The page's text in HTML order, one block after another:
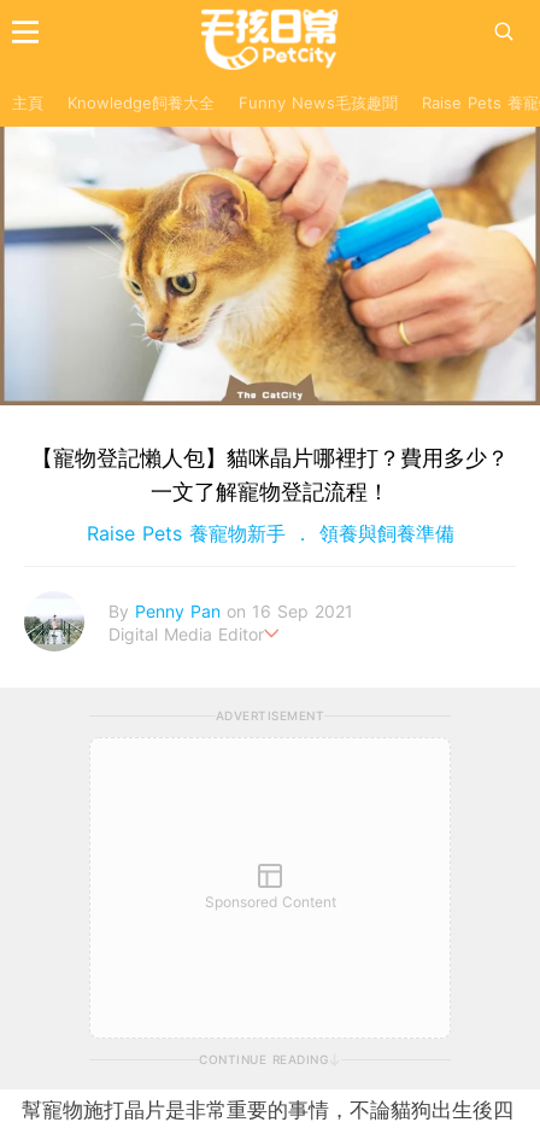
主頁 Knowledge飼養大全 Funny News毛孩趣聞 Raise Pets 養
【寵物登記懶人包】貓咪晶片哪裡打？費用多少？
一文了解寵物登記流程！
Raise Pets 養寵物新手 領養與飼養準備
By Penny Pan on 16 Sep 2021
Digital Media Editor
ADVERTISEMENT
Sponsored Content
CONTINUE READING
幫寵物施打晶片是非常重要的事情，不論貓狗出生後四